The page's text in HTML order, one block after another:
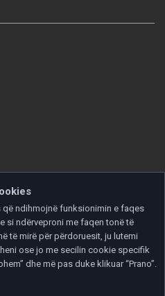
by
ndihmojnë funksionimin e faqes
si ndërveproni me faqen tonë të
të mirë për përdoruesit, ju lutemi
ose jo me secilin cookie specifik
dhe më pas duke klikuar “Prano”.